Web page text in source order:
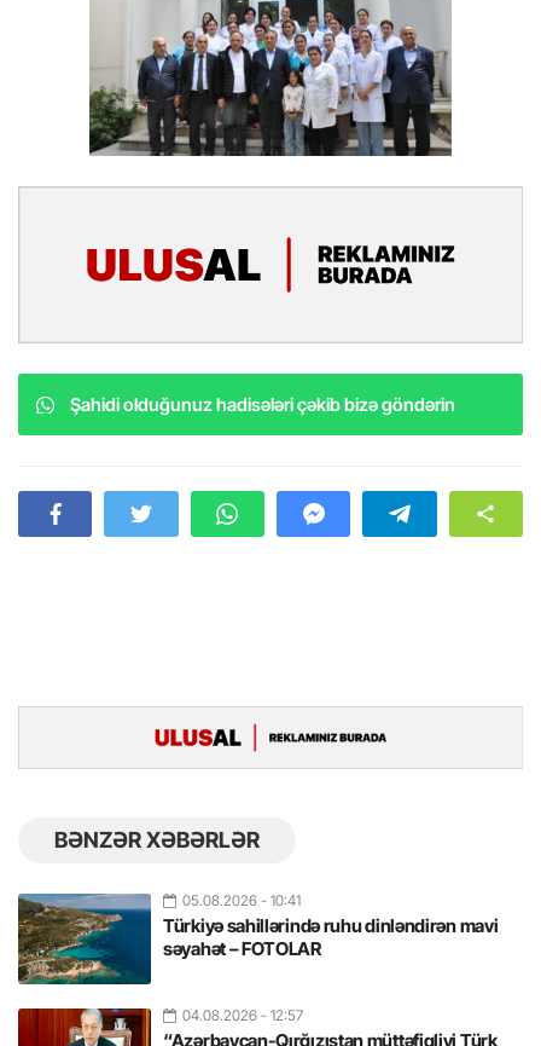
Şahidi olduğunuz hadisələri çəkib bizə göndərin
BƏNZƏR XƏBƏRLƏR
05.08.2026 - 10:41
Türkiyə sahillərində ruhu dinləndirən mavi
səyahət – FOTOLAR
04.08.2026 - 12:57
“Azərbaycan-Qırğızıstan müttəfiqliyi Türk